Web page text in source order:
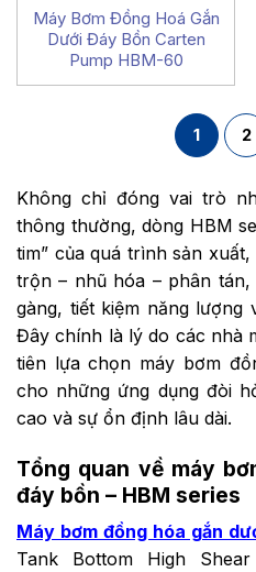
Máy Bơm Đồng Hoá Gắn
Dưới Đáy Bồn Carten
Pump HBM-60
1 2
Không chỉ đóng vai trò
thông thường, dòng HBM
tim” của quá trình sản
trộn – nhũ hóa – phân
gàng, tiết kiệm năng lượng
Đây chính là lý do các nhà
tiên lựa chọn máy bơm
cho những ứng dụng đòi
cao và sự ổn định lâu dài.
Tổng quan về máy
đáy bồn – HBM series
Máy bơm đồng hóa gắn
Tank Bottom High